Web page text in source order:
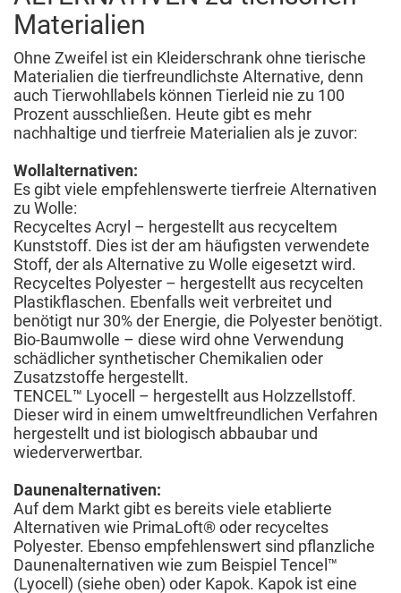
Materialien
Ohne Zweifel ist ein Kleiderschrank ohne tierische
Materialien die tierfreundlichste Alternative, denn
auch Tierwohllabels können Tierleid nie zu 100
Prozent ausschließen. Heute gibt es mehr
nachhaltige und tierfreie Materialien als je zuvor:
Wollalternativen:
Es gibt viele empfehlenswerte tierfreie Alternativen
zu Wolle:
Recyceltes Acryl – hergestellt aus recyceltem
Kunststoff. Dies ist der am häufigsten verwendete
Stoff, der als Alternative zu Wolle eigesetzt wird.
Recyceltes Polyester – hergestellt aus recycelten
Plastikflaschen. Ebenfalls weit verbreitet und
benötigt nur 30% der Energie, die Polyester benötigt.
Bio-Baumwolle – diese wird ohne Verwendung
schädlicher synthetischer Chemikalien oder
Zusatzstoffe hergestellt.
TENCEL™ Lyocell – hergestellt aus Holzzellstoff.
Dieser wird in einem umweltfreundlichen Verfahren
hergestellt und ist biologisch abbaubar und
wiederverwertbar.
Daunenalternativen:
Auf dem Markt gibt es bereits viele etablierte
Alternativen wie PrimaLoft® oder recyceltes
Polyester. Ebenso empfehlenswert sind pflanzliche
Daunenalternativen wie zum Beispiel Tencel™
(Lyocell) (siehe oben) oder Kapok. Kapok ist eine